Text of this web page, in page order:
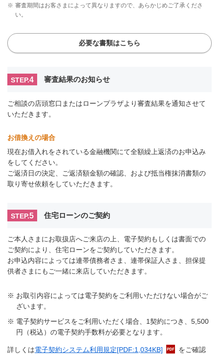
※ 審査期間はお客さまによって異なりますので、あらかじめご了承くださ
い。
必要な書類はこちら
STEP.4 審査結果のお知らせ
ご相談の店頭窓口またはローンプラザより審査結果を通知させて
いただきます。
お借換えの場合
現在お借入れをされている金融機関にて全額繰上返済のお申込み
をしてください。
ご返済日の決定、ご返済額金額の確認、および抵当権抹消書類の
取り寄せ依頼をしていただきます。
STEP.5 住宅ローンのご契約
ご本人さまにお取扱店へご来店の上、電子契約もしくは書面での
ご契約により、住宅ローンをご契約していただきます。
お申込内容によっては連帯債務者さま、連帯保証人さま、担保提
供者さまにもご一緒に来店していただきます。
※ お取引内容によっては電子契約をご利用いただけない場合がご
ざいます。
※ 電子契約サービスをご利用いただく場合、1契約につき、5,500
円（税込）の電子契約手数料が必要となります。
詳しくは電子契約システム利用規定[PDF:1,034KB]
をご確認